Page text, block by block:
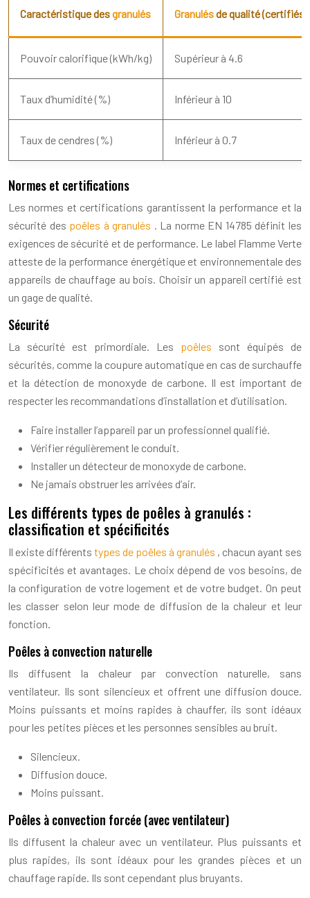
Caractéristique desgranulés Granulésde qualité (certifiés)
Pouvoir calorifique (kWh/kg) Supérieur à 4.6
Taux d’humidité (%) Inférieur à 10
Taux de cendres (%) Inférieur à 0.7
Normes et certifications
Les normes et certifications garantissent la performance et la
sécurité des poêles à granulés . La norme EN 14785 définit les
exigences de sécurité et de performance. Le label Flamme Verte
atteste de la performance énergétique et environnementale des
appareils de chauffage au bois. Choisir un appareil certifié est
un gage de qualité.
Sécurité
La sécurité est primordiale. Les poêles sont équipés de
sécurités, comme la coupure automatique en cas de surchauffe
et la détection de monoxyde de carbone. Il est important de
respecter les recommandations d’installation et d’utilisation.
Faire installer l’appareil par un professionnel qualifié.
Vérifier régulièrement le conduit.
Installer un détecteur de monoxyde de carbone.
Ne jamais obstruer les arrivées d’air.
Les différents types de poêles à granulés :
classification et spécificités
Il existe différents types de poêles à granulés , chacun ayant ses
spécificités et avantages. Le choix dépend de vos besoins, de
la configuration de votre logement et de votre budget. On peut
les classer selon leur mode de diffusion de la chaleur et leur
fonction.
Poêles à convection naturelle
Ils diffusent la chaleur par convection naturelle, sans
ventilateur. Ils sont silencieux et offrent une diffusion douce.
Moins puissants et moins rapides à chauffer, ils sont idéaux
pour les petites pièces et les personnes sensibles au bruit.
Silencieux.
Diffusion douce.
Moins puissant.
Poêles à convection forcée (avec ventilateur)
Ils diffusent la chaleur avec un ventilateur. Plus puissants et
plus rapides, ils sont idéaux pour les grandes pièces et un
chauffage rapide. Ils sont cependant plus bruyants.